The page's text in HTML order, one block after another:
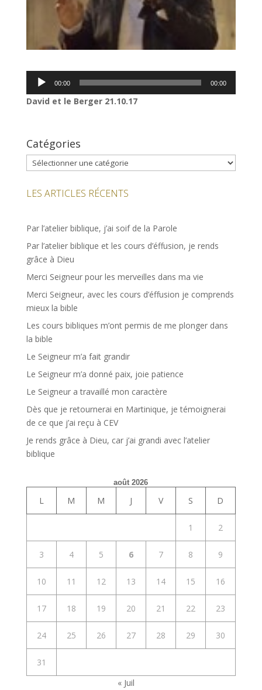
Lecteur
00:00 00:00
David et le Berger 21.10.17
Catégories
Catégories
LES ARTICLES RÉCENTS
Par l’atelier biblique, j’ai soif de la Parole
Par l’atelier biblique et les cours d’éffusion, je rends
grâce à Dieu
Merci Seigneur pour les merveilles dans ma vie
Merci Seigneur, avec les cours d’éffusion je comprends
mieux la bible
Les cours bibliques m’ont permis de me plonger dans
la bible
Le Seigneur m’a fait grandir
Le Seigneur m’a donné paix, joie patience
Le Seigneur a travaillé mon caractère
Dès que je retournerai en Martinique, je témoignerai
de ce que j’ai reçu à CEV
Je rends grâce à Dieu, car j’ai grandi avec l’atelier
biblique
août 2026
L M M J V S D
1 2
3 4 5 6 7 8 9
10 11 12 13 14 15 16
17 18 19 20 21 22 23
24 25 26 27 28 29 30
31
« Juil